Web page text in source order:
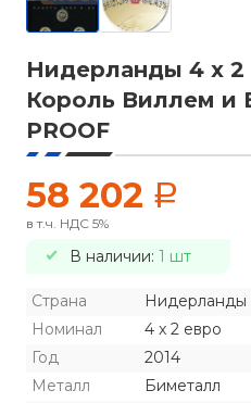
Нидерланды 4 x 2
Король Виллем и
PROOF
58 202 a
в т.ч. НДС 5%
В наличии: 1 шт
Страна
Нидерланды
Номинал
4 x 2 евро
Год
2014
Металл
Биметалл